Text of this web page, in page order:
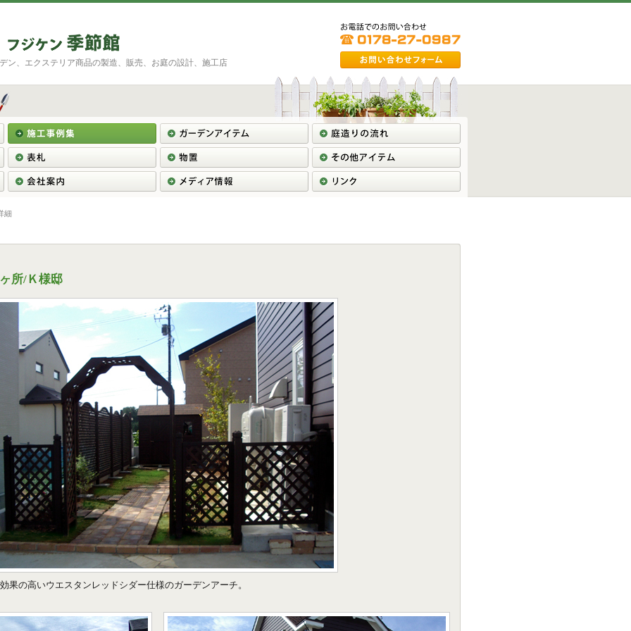
ン、エクステリア商品の製造、販売、お庭の設計、施工店
細
所/Ｋ様邸
果の高いウエスタンレッドシダー仕様のガーデンアーチ。